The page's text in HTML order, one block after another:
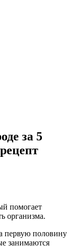
за 5
помогает
организма.
первую половину
занимаются